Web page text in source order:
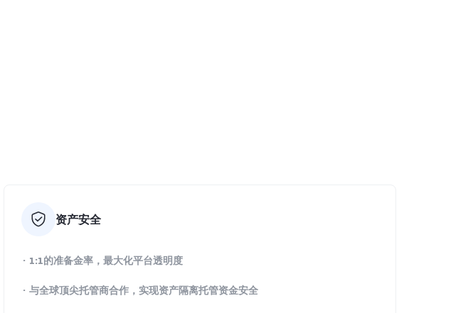
资产安全
· 1:1的准备金率，最大化平台透明度
· 与全球顶尖托管商合作，实现资产隔离托管资金安全